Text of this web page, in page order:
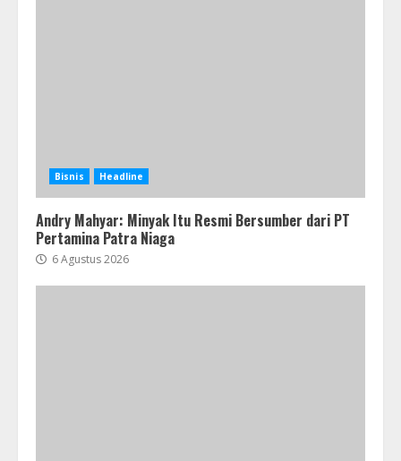
Bisnis Headline
Andry Mahyar: Minyak Itu Resmi Bersumber dari PT
Pertamina Patra Niaga
6 Agustus 2026